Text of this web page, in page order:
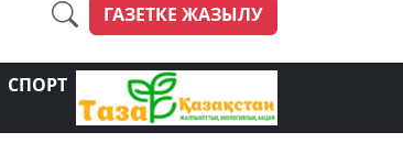
ГАЗЕТКЕ ЖАЗЫЛУ
СПОРТ